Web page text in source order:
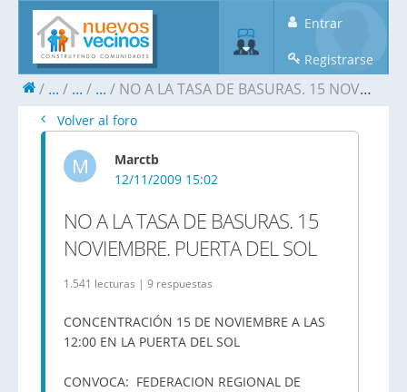
Entrar
Registrarse
... ... ... NO A LA TASA DE BASURAS. 15 NOVIEMBRE. PUERTA DEL SOL
Volver al foro
M
Marctb
12/11/2009 15:02
NO A LA TASA DE BASURAS. 15
NOVIEMBRE. PUERTA DEL SOL
1.541 lecturas | 9 respuestas
CONCENTRACIÓN 15 DE NOVIEMBRE A LAS
12:00 EN LA PUERTA DEL SOL
CONVOCA: FEDERACION REGIONAL DE